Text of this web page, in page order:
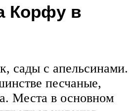
Корфу в
сады с апельсинами.
песчаные,
Места в основном